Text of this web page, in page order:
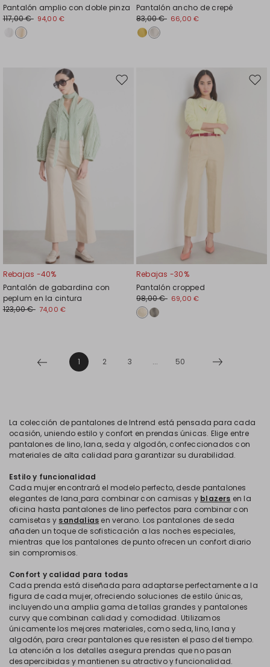
Pantalón amplio con doble pinza
117,00 € 94,00 €
Pantalón ancho de crepé
83,00 € 66,00 €
Mover
Rebajas -40%
Pantalón de gabardina con
peplum en la cintura
123,00 € 74,00 €
Rebajas -30%
Pantalón cropped
98,00 € 69,00 €
1 2 3 ... 50
La colección de pantalones de Intrend está pensada para cada
ocasión, uniendo estilo y confort en prendas únicas. Elige entre
pantalones de lino, lana, seda y algodón, confeccionados con
materiales de alta calidad para garantizar su durabilidad.
Estilo y funcionalidad
Cada mujer encontrará el modelo perfecto, desde pantalones
elegantes de lana para combinar con camisas y blazers en la
oficina hasta pantalones de lino perfectos para combinar con
camisetas y sandalias en verano. Los pantalones de seda
añaden un toque de sofisticación a las noches especiales,
mientras que los pantalones de punto ofrecen un confort diario
sin compromisos.
Confort y calidad para todas
Cada prenda está diseñada para adaptarse perfectamente a la
figura de cada mujer, ofreciendo soluciones de estilo únicas,
incluyendo una amplia gama de tallas grandes y pantalones
curvy que combinan calidad y comodidad. Utilizamos
únicamente los mejores materiales, como seda, lino, lana y
algodón, para crear pantalones que resisten el paso del tiempo.
La atención a los detalles asegura prendas que no pasan
desapercibidas y mantienen su atractivo y funcionalidad.